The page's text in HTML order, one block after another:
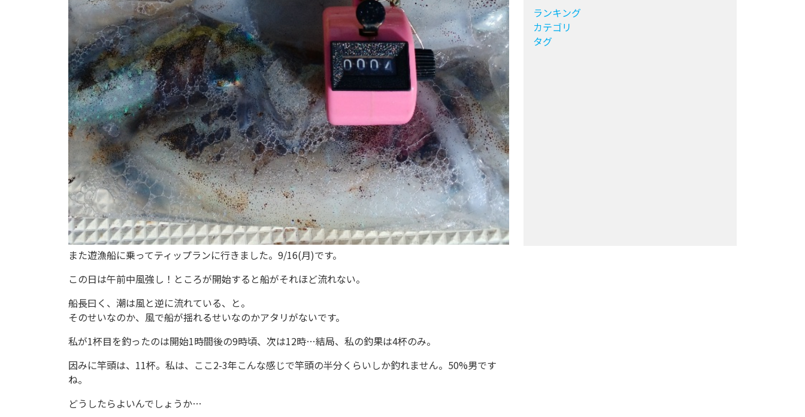
ラ
ン
に
行
き
ま
し
た。
9/16(月)
で
す。
こ
の
日
また遊漁船に乗ってティップランに行きました。9/16(月)です。
この日は午前中風強し！ところが開始すると船がそれほど流れない。
船長曰く、潮は風と逆に流れている、と。
そのせいなのか、風で船が揺れるせいなのかアタリがないです。
私が1杯目を釣ったのは開始1時間後の9時頃、次は12時…結局、私の釣果は4杯のみ。
因みに竿頭は、11杯。私は、ここ2-3年こんな感じで竿頭の半分くらいしか釣れません。50%男です
ね。
どうしたらよいんでしょうか…
ランキング
カテゴリ
タグ